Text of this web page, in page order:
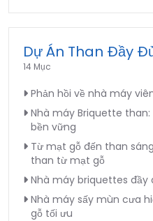
Dự Án Than Đầy
14 Mục
Phản hồi về nhà máy
Nhà máy Briquette
bền vững
Từ mạt gỗ đến than
than từ mạt gỗ
Nhà máy briquettes đầy
Nhà máy sấy mùn cưa
gỗ tối ưu